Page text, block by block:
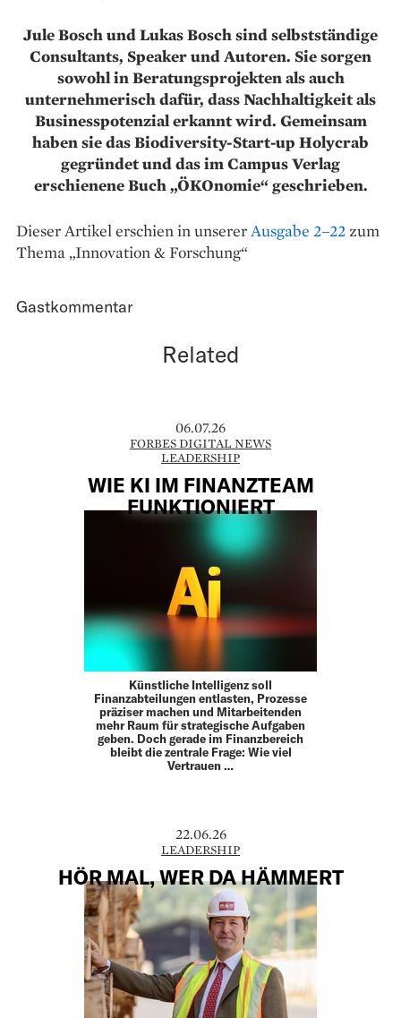
Jule Bosch und Lukas Bosch sind selbstständige
Consultants, Speaker und Autoren. Sie sorgen
sowohl in Beratungsprojekten als auch
unternehmerisch dafür, dass Nachhaltigkeit als
Businesspotenzial erkannt wird. Gemeinsam
haben sie das Biodiversity-Start-up Holycrab
gegründet und das im Campus Verlag
erschienene Buch „ÖKOnomie“ geschrieben.
Dieser Artikel erschien in unsererAusgabe 2–22zum
Thema „Innovation & Forschung“
Gastkommentar
Related
06.07.26
FORBES DIGITAL NEWS
LEADERSHIP
WIE KI IM FINANZTEAM
FUNKTIONIERT
Künstliche Intelligenz soll
Finanzabteilungen entlasten, Prozesse
präziser machen und Mitarbeitenden
mehr Raum für strategische Aufgaben
geben. Doch gerade im Finanzbereich
bleibt die zentrale Frage: Wie viel
Vertrauen …
22.06.26
LEADERSHIP
HÖR MAL, WER DA HÄMMERT